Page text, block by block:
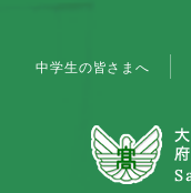
中学生の皆さまへ